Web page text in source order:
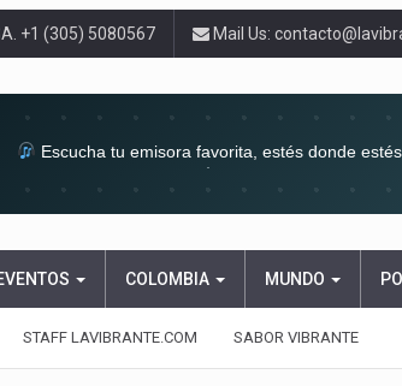
+1 (305) 5080567 Mail Us:
Escucha tu emisora favorita, estés donde estés
COLOMBIA MUNDO
STAFF LAVIBRANTE.COM SABOR VIBRANTE